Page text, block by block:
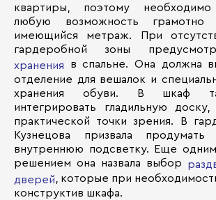
квартиры, поэтому необходимо
любую возможность грамотно
имеющийся метраж. При
гардеробной зоны
хранения в спальне. Она должна
отделение для вешалок и
хранения обуви. В шкаф
интегрировать гладильную
практической точки зрения. В
Кузнецова призвала
внутреннюю подсветку. Еще
решением она назвала выбор
дверей , которые при
конструктив шкафа.